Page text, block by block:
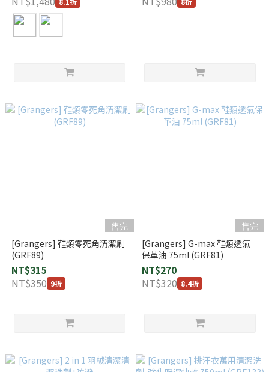
售完
[Grangers] 鞋類零死角清潔刷
(GRF89)
NT$315
NT$350 9折
售完
[Grangers] G-max 鞋類透氣
保革油 75ml (GRF81)
NT$270
NT$320 8.4折